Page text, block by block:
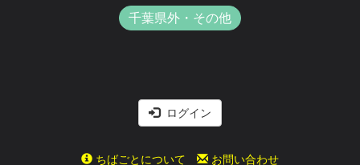
千葉県外・その他
ログイン
ちばごとについて お問い合わせ